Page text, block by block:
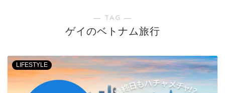
― TAG ―
ゲイのベトナム旅行
LIFESTYLE